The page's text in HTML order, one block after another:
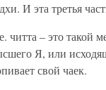
И эта третья
читта – это такой
Я, или
свой чаек.